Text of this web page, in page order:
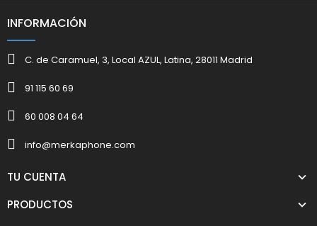
INFORMACIÓN
C. de Caramuel, 3, Local AZUL, Latina, 28011 Madrid
91 115 60 69
60 008 04 64
info@merkaphone.com
TU CUENTA
PRODUCTOS